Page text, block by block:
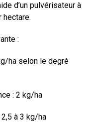
d’un pulvérisateur à
:
ha selon le degré
: 2 kg/ha
à 3 kg/ha